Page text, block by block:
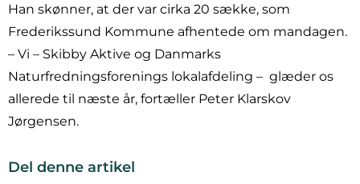
Han skønner, at der var cirka 20 sække, som
Frederikssund Kommune afhentede om mandagen.
– Vi – Skibby Aktive og Danmarks
Naturfredningsforenings lokalafdeling – glæder os
allerede til næste år, fortæller Peter Klarskov
Jørgensen.
Del denne artikel